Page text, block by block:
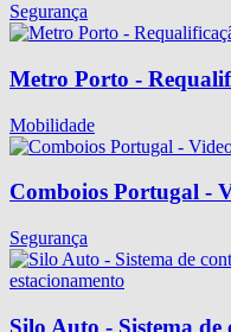
Segurança
Metro Porto -
Mobilidade
Comboios Portugal -
Segurança
Silo Auto - Sistema